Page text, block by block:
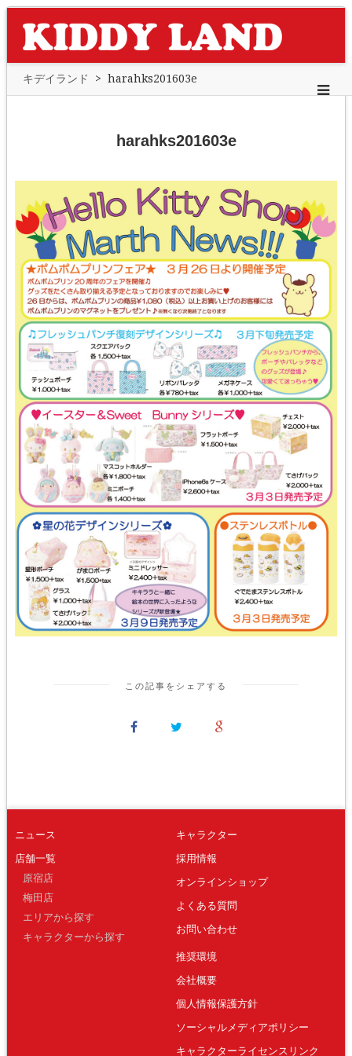
キデイランド > harahks201603e
harahks201603e
この記事をシェアする
ニュース
店舗一覧
原宿店
梅田店
エリアから探す
キャラクターから探す
キャラクター
採用情報
オンラインショップ
よくある質問
お問い合わせ
推奨環境
会社概要
個人情報保護方針
ソーシャルメディアポリシー
キャラクターライセンスリンク